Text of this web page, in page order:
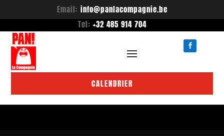
Email: info@panlacompagnie.be
Tel: +32 485 914 704
CALENDRIER